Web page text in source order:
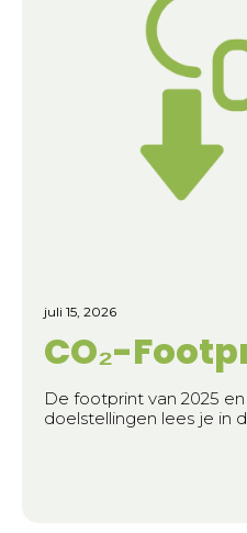
juli 15, 2026
CO₂-
De footprint van 2025
doelstellingen lees je in